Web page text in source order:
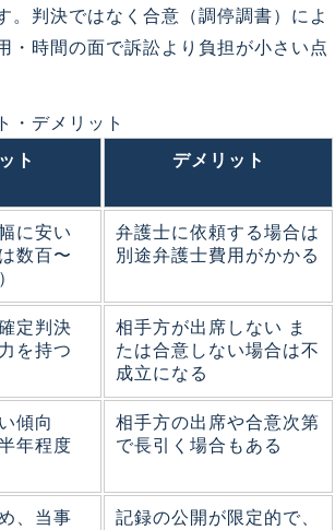
。判決ではなく合意（調停調書）によ
・時間の面で訴訟より負担が小さい点
・デメリット
ト デメリット
に安い
数百〜
弁護士に依頼する場合は
別途弁護士費用がかかる
定判決
を持つ
相手方が出席しない ま
たは合意しない場合は不
成立になる
傾向
年程度
相手方の出席や合意次第
で長引く場合もある
、当事
記録の公開が限定的で、